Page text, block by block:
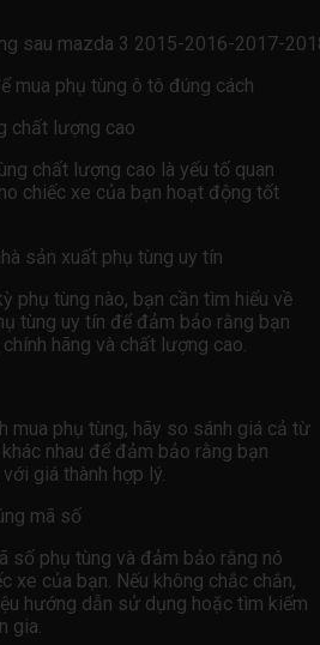
sau mazda 3 2015-2016-2017-
mua phụ tùng ô tô đúng cách
chất lượng cao
chất lượng cao là yếu tố quan
chiếc xe của bạn hoạt động tốt
sản xuất phụ tùng uy tín
phụ tùng nào, bạn cần tìm hiểu về
tùng uy tín để đảm bảo rằng bạn
hãng và chất lượng cao.
mua phụ tùng, hãy so sánh giá cả từ
nhau để đảm bảo rằng bạn
giá thành hợp lý.
mã số
số phụ tùng và đảm bảo rằng nó
xe của bạn. Nếu không chắc chắn,
hướng dẫn sử dụng hoặc tìm kiếm
gia.